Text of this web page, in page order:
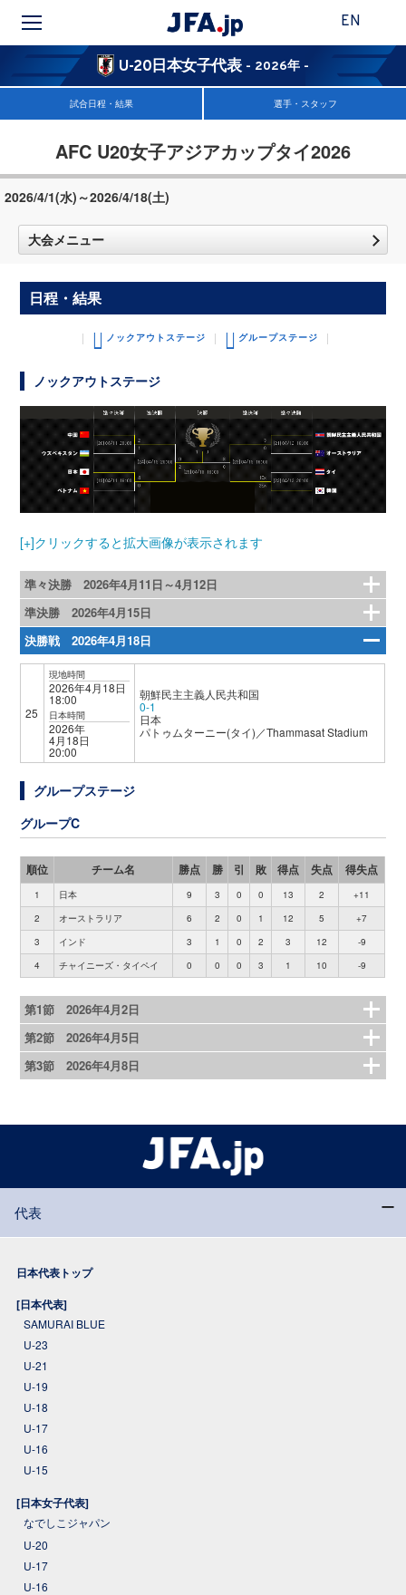
EN
U-20日本女子代表 - 2026年 -
試合日程・結果 選手・スタッフ
AFC U20女子アジアカップタイ2026
2026/4/1(水)～2026/4/18(土)
大会メニュー
日程・結果
ノックアウトステージ グループステージ
ノックアウトステージ
[+]クリックすると拡大画像が表示されます
準々決勝 2026年4月11日～4月12日
準決勝 2026年4月15日
決勝戦 2026年4月18日
25
現地時間
2026年4月18日
18:00
日本時間
2026年
4月18日
20:00
朝鮮民主主義人民共和国
0-1
日本
パトゥムターニー(タイ)／Thammasat Stadium
グループステージ
グループC
順位 チーム名 勝点 勝 引 敗 得点 失点 得失点
1 日本 9 3 0 0 13 2
+11
2
オーストラリア 6 2 0 1 12 5
+7
3
インド 3 1 0 2 3 12
-9
4
チャイニーズ・タイペイ 0 0 0 3 1 10 -9
第1節 2026年4月2日
第2節 2026年4月5日
第3節 2026年4月8日
代表
日本代表トップ
[日本代表]
SAMURAI BLUE
U-23
U-21
U-19
U-18
U-17
U-16
U-15
[日本女子代表]
なでしこジャパン
U-20
U-17
U-16